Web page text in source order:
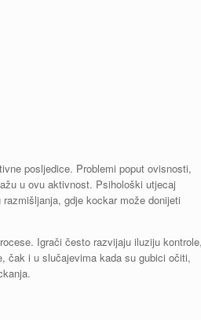
posljedice. Problemi poput ovisnosti,
u ovu aktivnost. Psihološki utjecaj
gdje kockar može donijeti
Igrači često razvijaju iluziju
čak i u slučajevima kada su gubici očiti,